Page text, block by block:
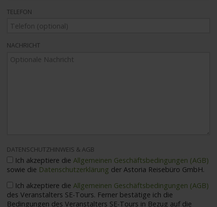
TELEFON
NACHRICHT
DATENSCHUTZHINWEIS & AGB
Ich akzeptiere dieAllgemeinen Geschäftsbedingungen (AGB)
sowie die Datenschutzerklärung der Astoria Reisebüro GmbH.
Ich akzeptiere dieAllgemeinen Geschäftsbedingungen (AGB)
des Veranstalters SE-Tours. Ferner bestätige ich die
Bedingungen des Veranstalters SE-Tours in Bezug auf die